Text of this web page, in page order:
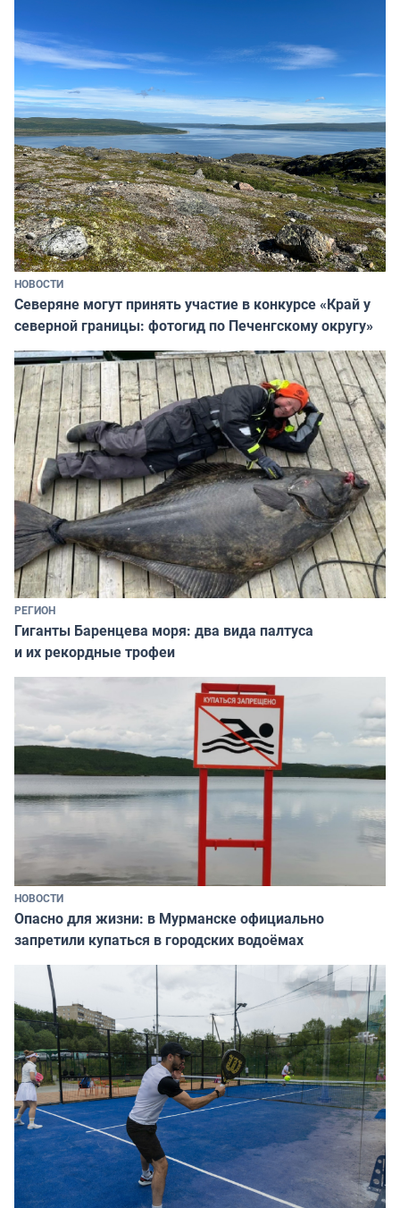
НОВОСТИ
Северяне могут принять участие в конкурсе «Край у
северной границы: фотогид по Печенгскому округу»
РЕГИОН
Гиганты Баренцева моря: два вида палтуса
и их рекордные трофеи
НОВОСТИ
Опасно для жизни: в Мурманске официально
запретили купаться в городских водоёмах